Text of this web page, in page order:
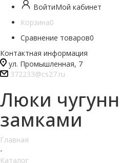
ВойтиМой кабинет
Корзина0
Сравнение товаров0
Контактная информация
ул. Промышленная, 7
372233@cs27.ru
Люки
замками
Главная
-
Каталог